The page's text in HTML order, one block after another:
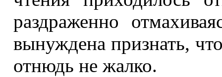
раздраженно
вынуждена признать,
отнюдь не жалко.